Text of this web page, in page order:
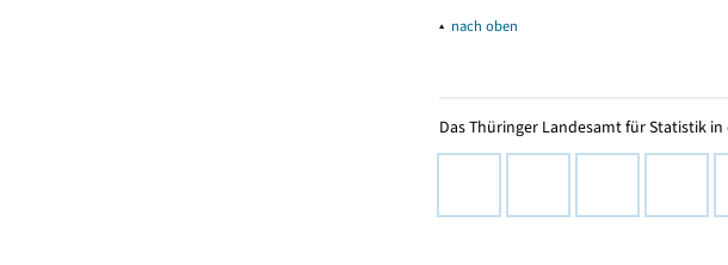
▴ nach oben
Das Thüringer Landesamt für Statistik